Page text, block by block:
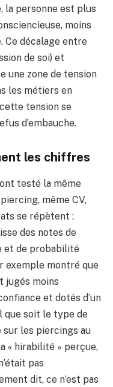
la personne est plus
moins
Ce décalage entre
de soi) et
une zone de tension
les métiers en
tension se
d’embauche.
les chiffres
testé la même
même CV,
se répètent :
des notes de
et de probabilité
exemple montré que
jugés moins
et dotés d’un
que soit le type de
les piercings au
« hirabilité » perçue,
pas
dit, ce n’est pas